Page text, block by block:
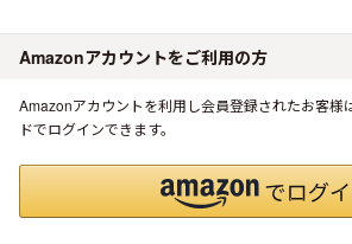
Amazonアカウントをご利用の方
Amazonアカウントを利用し会員登録されたお客様
ドでログインできます。